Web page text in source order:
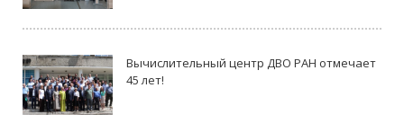
Вычислительный центр ДВО РАН отмечает
45 лет!